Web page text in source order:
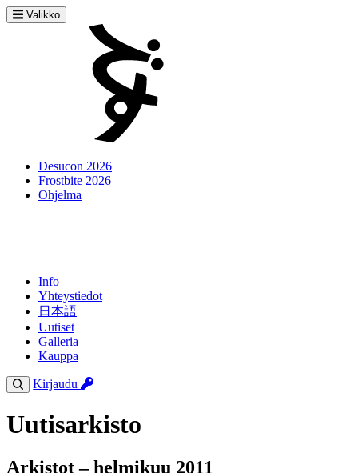
Valikko
Desucon 2026
Frostbite 2026
Ohjelma
Info
Yhteystiedot
日本語
Uutiset
Galleria
Kauppa
Kirjaudu
Uutisarkisto
Arkistot – helmikuu 2011